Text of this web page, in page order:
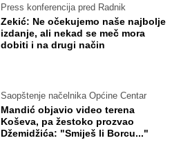
Press konferencija pred Radnik
Zekić: Ne očekujemo naše najbolje
izdanje, ali nekad se meč mora
dobiti i na drugi način
Saopštenje načelnika Općine Centar
Mandić objavio video terena
Koševa, pa žestoko prozvao
Džemidžića: "Smiješ li Borcu..."